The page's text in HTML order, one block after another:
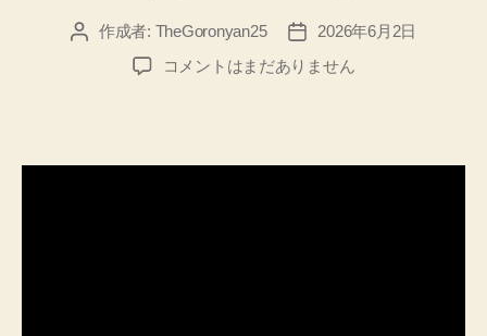
投 作成者: TheGoronyan25
投
稿
日
2026年6月2日
「紫
コメントはまだありません